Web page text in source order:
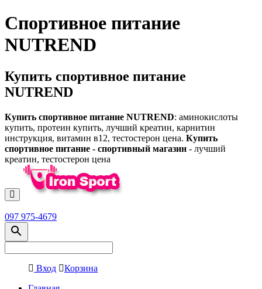
Спортивное питание
NUTREND
Купить спортивное питание
NUTREND
Купить спортивное питание NUTREND: аминокислоты
купить, протеин купить, лучший креатин, карнитин
инструкция, витамин в12, тестостерон цена. Купить
спортивное питание - спортивный магазин - лучший
креатин, тестостерон цена
097 975-4679
Вход
Корзина